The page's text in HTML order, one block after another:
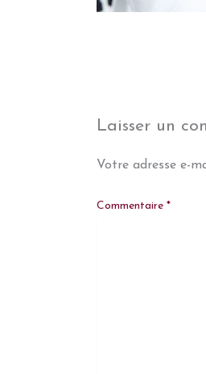
Laisser un
Votre adresse e-
Commentaire *